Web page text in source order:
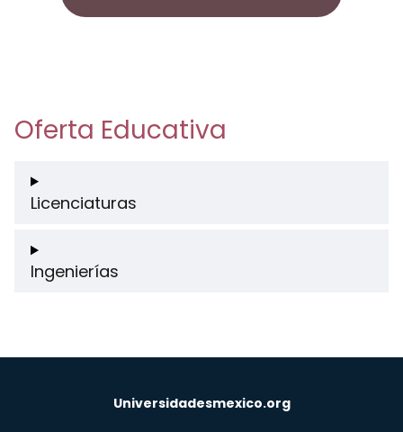
Oferta Educativa
Licenciaturas
Ingenierías
Universidadesmexico.org